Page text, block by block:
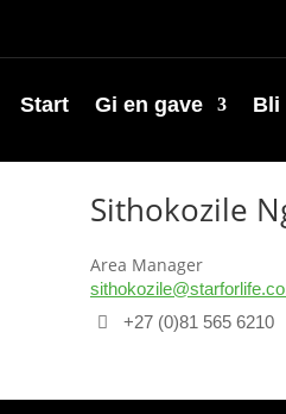
Start Gi en gave Bli
Sithokozile
Area Manager
+27 (0)81 565 6210